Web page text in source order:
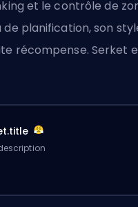
et le contrôle de
de planification, son
récompense. Serket